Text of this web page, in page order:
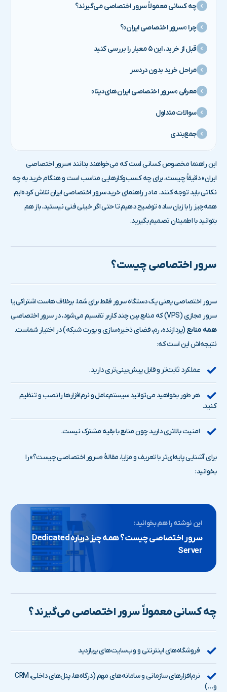
چه کسانی معمولاً سرور اختصاصی می‌گیرند؟
چرا «سرور اختصاصی ایران»؟
قبل از خرید، این ۵ معیار را بررسی کنید
مراحل خرید بدون دردسر
معرفی «سرور اختصاصی ایران های‌دیتا»
سوالات متداول
جمع‌بندی
این راهنما مخصوص کسانی است که می‌خواهند بدانند «سرور اختصاصی
ایران» دقیقاً چیست، برای چه کسب‌وکارهایی مناسب است و هنگام خرید به چه
نکاتی باید توجه کنند. ما در راهنمای خرید سرور اختصاصی ایران تلاش کرده‌ایم
همه‌چیز را با زبان ساده توضیح دهیم تا حتی اگر خیلی فنی نیستید، باز هم
بتوانید با اطمینان تصمیم بگیرید.
سرور اختصاصی چیست؟
سرور اختصاصی یعنی یک دستگاه سرور فقط برای شما. برخلاف هاست اشتراکی یا
سرور مجازی (VPS) که منابع بین چند کاربر تقسیم می‌شود، در سرور اختصاصی
همه منابع(پردازنده، رم، فضای ذخیره‌سازی و پورت شبکه) در اختیار شماست.
نتیجه‌اش این است که:
عملکرد ثابت‌تر و قابل پیش‌بینی‌تری دارید.
هر طور بخواهید می‌توانید سیستم‌عامل و نرم‌افزارها را نصب و تنظیم
کنید.
امنیت بالاتری دارید چون منابع با بقیه مشترک نیست.
برای آشنایی پایه‌ای‌تر با تعریف و مزایا، مقالهٔ «سرور اختصاصی چیست؟» را
بخوانید:
این نوشته را هم بخوانید:
سرور اختصاصی چیست؟ همه چیز درباره Dedicated
Server
چه کسانی معمولاً سرور اختصاصی می‌گیرند؟
فروشگاه‌های اینترنتی و وب‌سایت‌های پربازدید
نرم‌افزارهای سازمانی و سامانه‌های مهم (درگاه‌ها، پنل‌های داخلی، CRM
و…)